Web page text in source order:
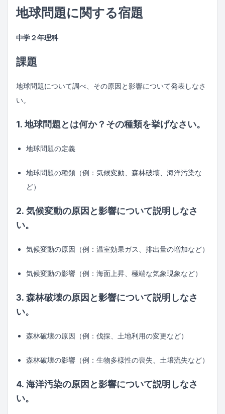
地球問題に関する宿題
中学２年理科
課題
地球問題について調べ、その原因と影響について発表しなさ
い。
1. 地球問題とは何か？その種類を挙げなさい。
地球問題の定義
地球問題の種類（例：気候変動、森林破壊、海洋汚染な
ど）
2. 気候変動の原因と影響について説明しなさ
い。
気候変動の原因（例：温室効果ガス、排出量の増加など）
気候変動の影響（例：海面上昇、極端な気象現象など）
3. 森林破壊の原因と影響について説明しなさ
い。
森林破壊の原因（例：伐採、土地利用の変更など）
森林破壊の影響（例：生物多様性の喪失、土壌流失など）
4. 海洋汚染の原因と影響について説明しなさ
い。